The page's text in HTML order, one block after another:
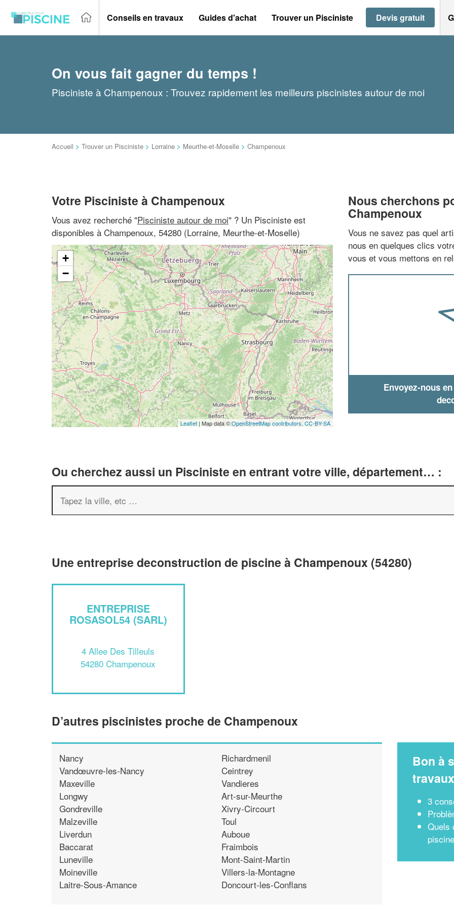
Conseils en travaux Guides d'achat Trouver un Pisciniste Devis gratuit
On vous fait gagner du temps !
Pisciniste à Champenoux : Trouvez rapidement les meilleurs piscinistes autour de moi
Accueil > Trouver un Pisciniste > Lorraine > Meurthe-et-Moselle > Champenoux
Votre Pisciniste à Champenoux
Vous avez recherché "Pisciniste autour de moi" ? Un Pisciniste est
disponibles à Champenoux, 54280 (Lorraine, Meurthe-et-Moselle)
+
−
Leaflet | Map data ©OpenStreetMap contributors,CC-BY-SA
Nous cherchons
Champenoux
Vous ne savez pas quel
nous en quelques clics
vous et vous mettons en
Envoyez-nous
Ou cherchez aussi un Pisciniste en entrant votre ville, département… :
Une entreprise deconstruction de piscine à Champenoux (54280)
ENTREPRISE
ROSASOL54 (SARL)
4 Allee Des Tilleuls
54280 Champenoux
D’autres piscinistes proche de Champenoux
Nancy
Vandœuvre-les-Nancy
Maxeville
Longwy
Gondreville
Malzeville
Liverdun
Baccarat
Luneville
Moineville
Laitre-Sous-Amance
Richardmenil
Ceintrey
Vandieres
Art-sur-Meurthe
Xivry-Circourt
Toul
Auboue
Fraimbois
Mont-Saint-Martin
Villers-la-Montagne
Doncourt-les-Conflans
Bon à
travaux
3
Quels